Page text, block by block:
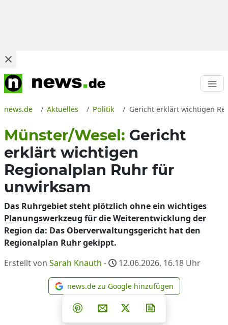
news.de Aktuelles Politik Gericht erklärt wichtigen
Münster/Wesel: Gericht
erklärt wichtigen
Regionalplan Ruhr für
unwirksam
Das Ruhrgebiet steht plötzlich ohne ein wichtiges
Planungswerkzeug für die Weiterentwicklung der
Region da: Das Oberverwaltungsgericht hat den
Regionalplan Ruhr gekippt.
Erstellt von Sarah Knauth - 12.06.2026, 16.18 Uhr
news.de zu Google
news.de zu Google hinzufügen
Teilen auf Facebook
Teilen auf Whatsapp
Teilen auf Telegram
Teilen auf Pinterest
Per E-Mail teilen
Post auf X